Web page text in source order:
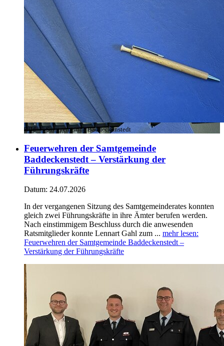
Bild:© Samtgemeinde Baddeckenstedt
Feuerwehren der Samtgemeinde
Baddeckenstedt – Verstärkung der
Führungskräfte
Datum: 24.07.2026
In der vergangenen Sitzung des Samtgemeinderates konnten
gleich zwei Führungskräfte in ihre Ämter berufen werden.
Nach einstimmigem Beschluss durch die anwesenden
Ratsmitglieder konnte Lennart Gahl zum ... mehr lesen:
Feuerwehren der Samtgemeinde Baddeckenstedt –
Verstärkung der Führungskräfte